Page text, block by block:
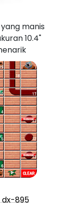
manis
10.4"
dx-895